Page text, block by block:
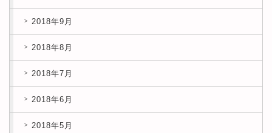
2018年9月
2018年8月
2018年7月
2018年6月
2018年5月